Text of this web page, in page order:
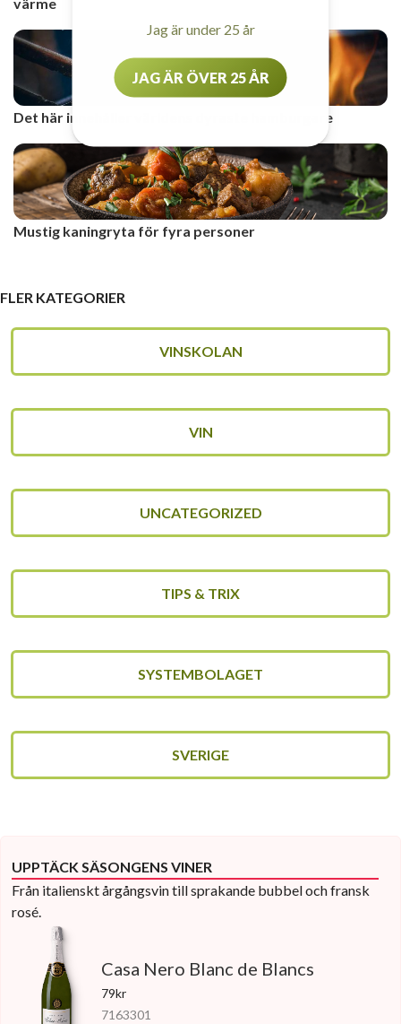
Det här innehåller världens dyraste hamburgare
Mustig kaningryta för fyra personer
FLER KATEGORIER
VINSKOLAN
VIN
UNCATEGORIZED
TIPS & TRIX
SYSTEMBOLAGET
SVERIGE
UPPTÄCK SÄSONGENS VINER
Från italienskt årgångsvin till sprakande bubbel och fransk
rosé.
Casa Nero Blanc de Blancs
79kr
7163301
Jag är under 25 år
JAG ÄR ÖVER 25 ÅR